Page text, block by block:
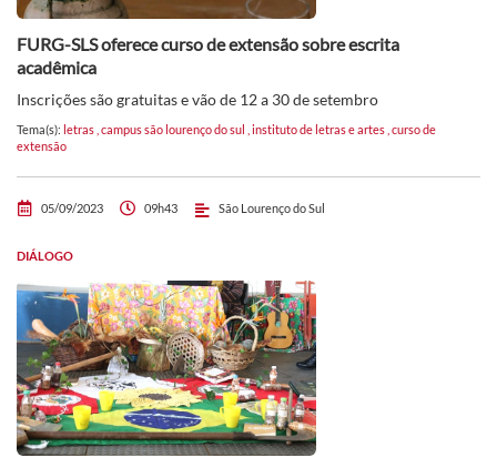
FURG-SLS oferece curso de extensão sobre escrita
acadêmica
Inscrições são gratuitas e vão de 12 a 30 de setembro
Tema(s): letras campus são lourenço do sul instituto de letras e artes curso de
extensão
05/09/2023 09h43 São Lourenço do Sul
DIÁLOGO